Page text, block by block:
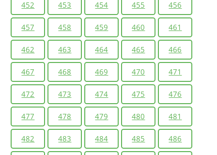
452 453 454 455 456
457 458 459 460 461
462 463 464 465 466
467 468 469 470 471
472 473 474 475 476
477 478 479 480 481
482 483 484 485 486